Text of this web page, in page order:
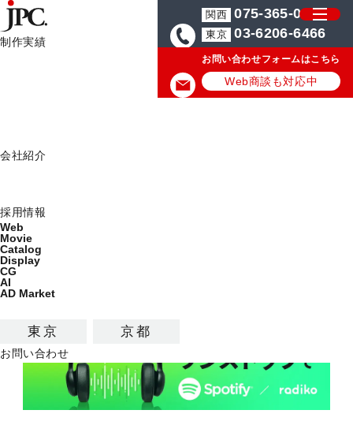
制作実績
会社紹介
採用情報
Web
Movie
Catalog
Display
CG
AI
AD Market
東京 京都
お問い合わせ
関西 075-365-0571
東京 03-6206-6466
お問い合わせフォームはこちら
Web商談も対応中
【AdMarket】Spotify・radiko 音声広告
広告サービス開始のお知らせ